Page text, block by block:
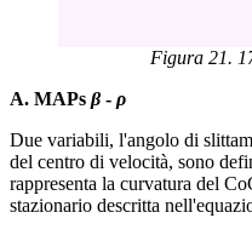
Figura 21.
A. MAPs β - ρ
Due variabili, l'angolo di
del centro di velocità, sono
rappresenta la curvatura del
stazionario descritta